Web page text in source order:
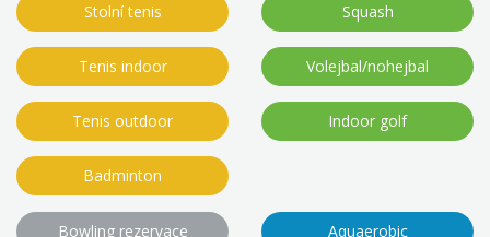
Stolní tenis
Tenis indoor
Tenis outdoor
Badminton
Squash
Volejbal/nohejbal
Indoor golf
Bowling rezervace Aquaerobic